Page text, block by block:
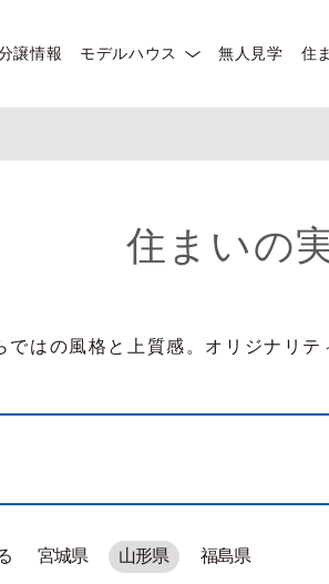
譲情報 モデルハウス 無人見学 住
住まいの
ではの風格と上質感。オリジナリ
宮城県 山形県 福島県